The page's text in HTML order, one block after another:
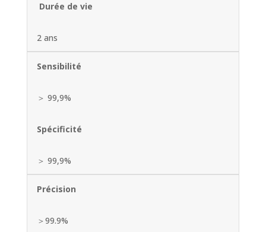
Durée de vie
2 ans
Sensibilité
＞ 99,9%
Spécificité
＞ 99,9%
Précision
＞99.9%